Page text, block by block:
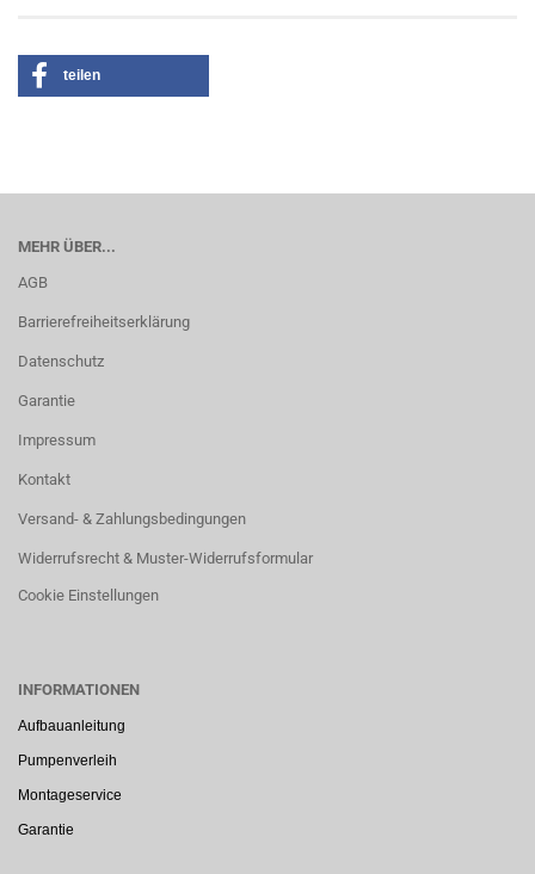
teilen
MEHR ÜBER...
AGB
Barrierefreiheitserklärung
Datenschutz
Garantie
Impressum
Kontakt
Versand- & Zahlungsbedingungen
Widerrufsrecht & Muster-Widerrufsformular
Cookie Einstellungen
INFORMATIONEN
Aufbauanleitung
Pumpenverleih
Montageservice
Garantie